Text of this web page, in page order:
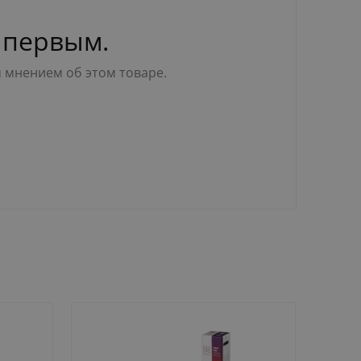
мнением об этом товаре.